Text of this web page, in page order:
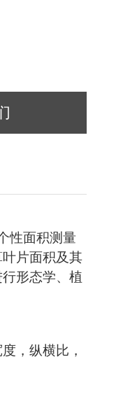
性面积测量
片面积及其
形态学、植
，纵横比，